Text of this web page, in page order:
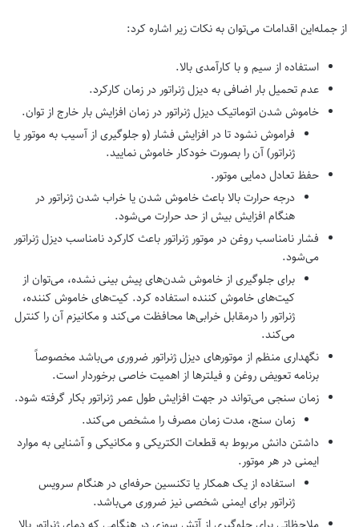
از جمله‌این اقدامات می‌توان به نکات زیر اشاره کرد:
استفاده از سیم و با کارآمدی بالا.
عدم تحمیل بار اضافی به دیزل ژنراتور در زمان کارکرد.
خاموش شدن اتوماتیک دیزل ژنراتور در زمان افزایش بار خارج از توان.
فراموش نشود تا در افزایش فشار (و جلوگیری از آسیب به موتور یا
ژنراتور) آن را بصورت خودکار خاموش نمایید.
حفظ تعادل دمایی موتور.
درجه حرارت بالا باعث خاموش شدن یا خراب شدن ژنراتور در
هنگام افزایش بیش از حد حرارت می‌شود.
فشار نامناسب روغن در موتور ژنراتور باعث کارکرد نامناسب دیزل ژنراتور
می‌شود.
برای جلوگیری از خاموش شدن‌های پیش بینی نشده، می‌توان از
کیت‌های خاموش کننده استفاده کرد. کیت‌های خاموش کننده،
ژنراتور را درمقابل خرابی‌ها محافظت می‌کند و مکانیزم آن را کنترل
می‌کند.
نگهداری منظم از موتورهای دیزل ژنراتور ضروری می‌باشد مخصوصاً
برنامه تعویض روغن و فیلترها از اهمیت خاصی برخوردار است.
زمان سنجی می‌تواند در جهت افزایش طول عمر ژنراتور بکار گرفته شود.
زمان سنج، مدت زمان مصرف را مشخص می‌کند.
داشتن دانش مربوط به قطعات الکتریکی و مکانیکی و آشنایی به موارد
ایمنی در هر موتور.
استفاده از یک همکار یا تکنسین حرفه‌ای در هنگام سرویس
ژنراتور برای ایمنی شخصی نیز ضروری می‌باشد.